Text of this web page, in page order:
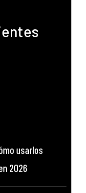
usarlos
2026